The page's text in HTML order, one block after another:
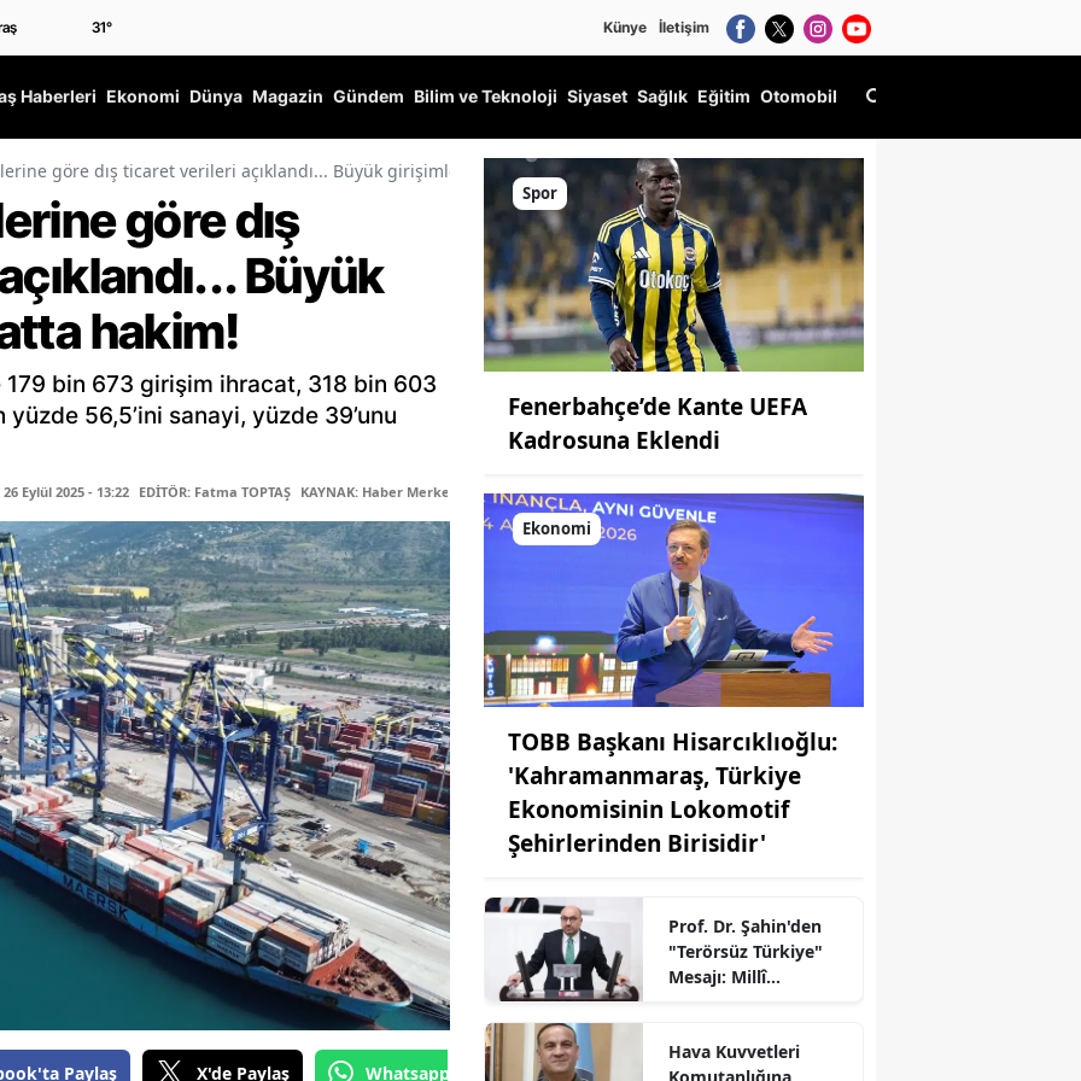
31° Künye İletişim
Haberleri Ekonomi Dünya Magazin Gündem Bilim ve Teknoloji Siyaset Sağlık Eğitim Otomobil
göre dış ticaret verileri açıklandı... Büyük girişimler ithalatta hakim!
göre dış
Büyük
hakim!
bin 673 girişim ihracat, 318 bin 603
56,5’ini sanayi, yüzde 39’unu
26 Eylül 2025 - 13:22 EDİTÖR: Fatma TOPTAŞ KAYNAK: Haber Merkezi
Paylaş X'de Paylaş Whatsapp'tan Gönder
Spor
Fenerbahçe’de Kante UEFA
Kadrosuna Eklendi
Ekonomi
TOBB Başkanı Hisarcıklıoğlu:
'Kahramanmaraş, Türkiye
Ekonomisinin Lokomotif
Şehirlerinden Birisidir'
Prof. Dr. Şahin'den
"Terörsüz Türkiye"
Mesajı: Millî
Hava Kuvvetleri